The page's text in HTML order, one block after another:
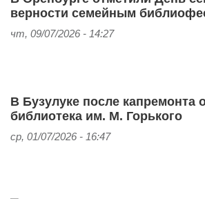
верности семейным
чт, 09/07/2026 - 14:27
В Бузулуке после капремонта
библиотека им. М. Горького
ср, 01/07/2026 - 16:47